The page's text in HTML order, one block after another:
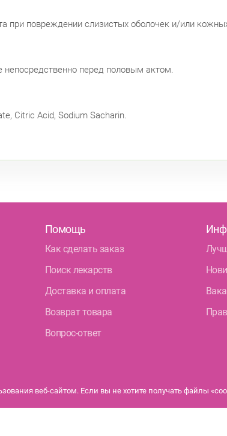
при повреждении слизистых оболочек и/или
непосредственно перед половым актом.
Citric Acid, Sodium Sacharin.
Помощь
Как сделать заказ
Поиск лекарств
Доставка и оплата
Возврат товара
Вопрос-ответ
веб-сайтом. Если вы не хотите получать файлы